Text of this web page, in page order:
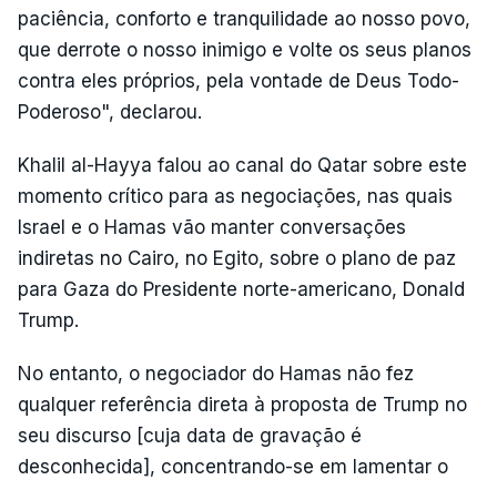
paciência, conforto e tranquilidade ao nosso povo,
que derrote o nosso inimigo e volte os seus planos
contra eles próprios, pela vontade de Deus Todo-
Poderoso", declarou.
Khalil al-Hayya falou ao canal do Qatar sobre este
momento crítico para as negociações, nas quais
Israel e o Hamas vão manter conversações
indiretas no Cairo, no Egito, sobre o plano de paz
para Gaza do Presidente norte-americano, Donald
Trump.
No entanto, o negociador do Hamas não fez
qualquer referência direta à proposta de Trump no
seu discurso [cuja data de gravação é
desconhecida], concentrando-se em lamentar o